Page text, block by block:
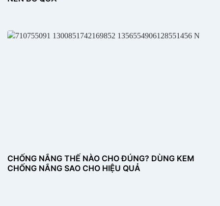
CHỐNG NẮNG THẾ NÀO CHO ĐÚNG? DÙNG KEM
CHỐNG NẮNG SAO CHO HIỆU QUẢ